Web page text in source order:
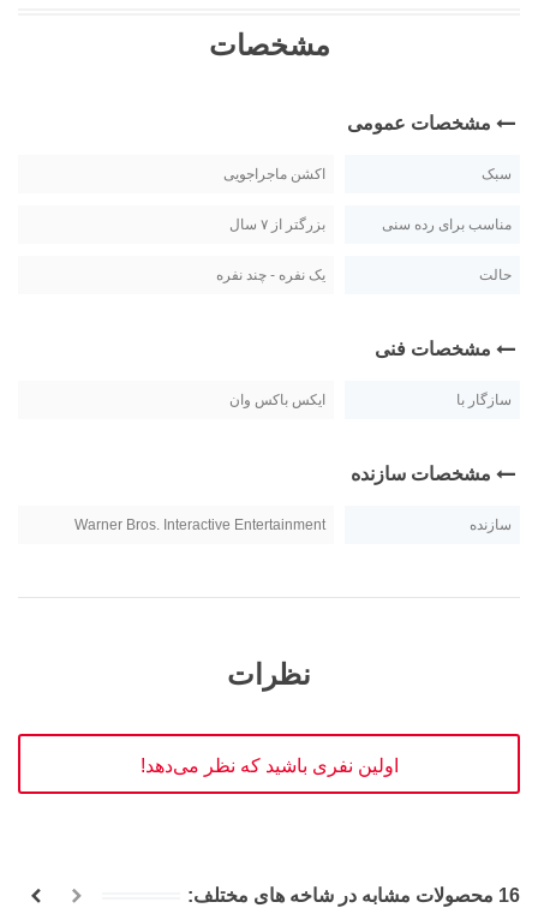
مشخصات
مشخصات عمومی
سبک اکشن ماجراجویی
مناسب برای رده سنی بزرگتر از ۷ سال
حالت یک نفره - چند نفره
مشخصات فنی
سازگار با ایکس باکس وان
مشخصات سازنده
سازنده Warner Bros. Interactive Entertainment
نظرات
اولین نفری باشید که نظر می‌دهد!
16 محصولات مشابه در شاخه های مختلف: